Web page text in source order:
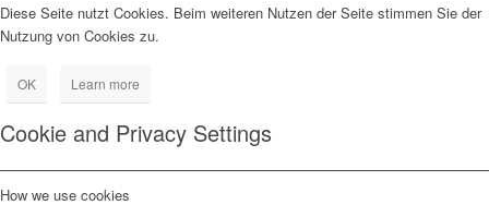
Diese Seite nutzt Cookies. Beim weiteren Nutzen der Seite stimmen Sie der
Nutzung von Cookies zu.
OK Learn more
Cookie and Privacy Settings
How we use cookies